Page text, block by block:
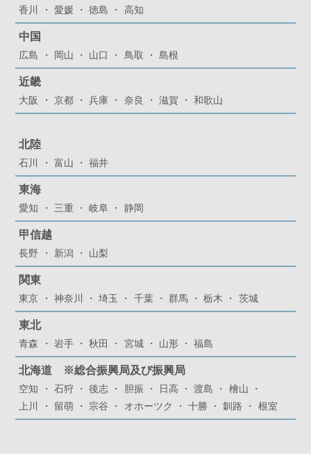
香川 愛媛 徳島 高知
中国
広島 岡山 山口 鳥取 島根
近畿
大阪 京都 兵庫 奈良 滋賀 和歌山
北陸
石川 富山 福井
東海
愛知 三重 岐阜 静岡
甲信越
長野 新潟 山梨
関東
東京 神奈川 埼玉 千葉 群馬 栃木 茨城
東北
青森 岩手 秋田 宮城 山形 福島
北海道 ※総合振興局及び振興局
空知 石狩 後志 胆振 日高 渡島
檜山
上川
留萌 宗谷 オホーツク 十勝 釧路 根室